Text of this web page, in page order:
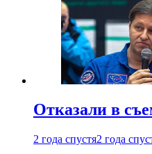
Отказали в
2 года спустя2 года